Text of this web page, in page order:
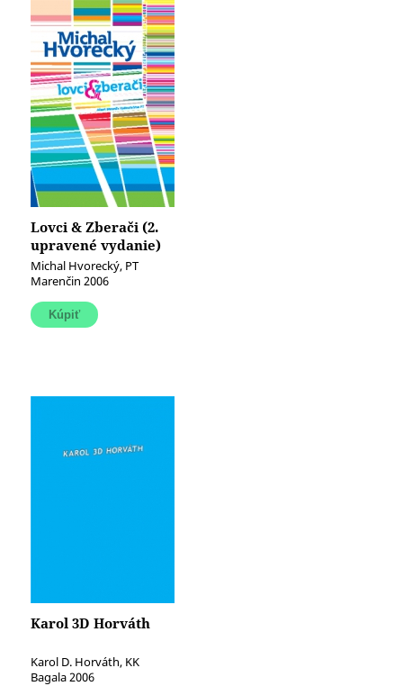
Lovci & Zberači (2.
upravené vydanie)
Michal Hvorecký, PT
Marenčin 2006
Karol 3D Horváth
Karol D. Horváth, KK
Bagala 2006